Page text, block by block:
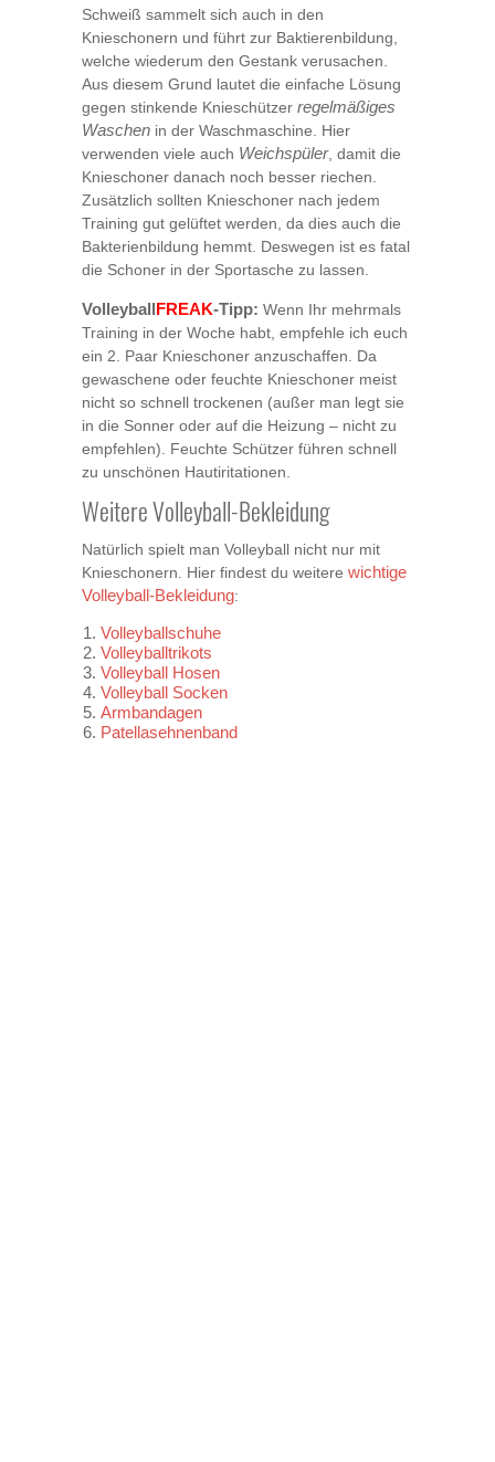
Schweiß sammelt sich auch in den
Knieschonern und führt zur Baktierenbildung,
welche wiederum den Gestank verusachen.
Aus diesem Grund lautet die einfache Lösung
gegen stinkende Knieschützer regelmäßiges
Waschen in der Waschmaschine. Hier
verwenden viele auch Weichspüler, damit die
Knieschoner danach noch besser riechen.
Zusätzlich sollten Knieschoner nach jedem
Training gut gelüftet werden, da dies auch die
Bakterienbildung hemmt. Deswegen ist es fatal
die Schoner in der Sportasche zu lassen.
Volleyball FREAK-Tipp: Wenn Ihr mehrmals
Training in der Woche habt, empfehle ich euch
ein 2. Paar Knieschoner anzuschaffen. Da
gewaschene oder feuchte Knieschoner meist
nicht so schnell trockenen (außer man legt sie
in die Sonner oder auf die Heizung – nicht zu
empfehlen). Feuchte Schützer führen schnell
zu unschönen Hautiritationen.
Weitere Volleyball-Bekleidung
Natürlich spielt man Volleyball nicht nur mit
Knieschonern. Hier findest du weitere wichtige
Volleyball-Bekleidung:
Volleyballschuhe
Volleyballtrikots
Volleyball Hosen
Volleyball Socken
Armbandagen
Patellasehnenband